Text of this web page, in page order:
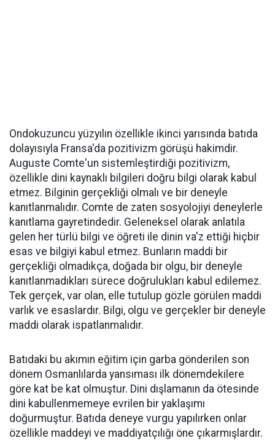
Ondokuzuncu yüzyılın özellikle ikinci yarısında batıda
dolayısıyla Fransa'da pozitivizm görüşü hakimdir.
Auguste Comte'un sistemleştirdiği pozitivizm,
özellikle dini kaynaklı bilgileri doğru bilgi olarak kabul
etmez. Bilginin gerçekliği olmalı ve bir deneyle
kanıtlanmalıdır. Comte de zaten sosyolojiyi deneylerle
kanıtlama gayretindedir. Geleneksel olarak anlatıla
gelen her türlü bilgi ve öğreti ile dinin va'z ettiği hiçbir
esas ve bilgiyi kabul etmez. Bunların maddi bir
gerçekliği olmadıkça, doğada bir olgu, bir deneyle
kanıtlanmadıkları sürece doğrulukları kabul edilemez.
Tek gerçek, var olan, elle tutulup gözle görülen maddi
varlık ve esaslardır. Bilgi, olgu ve gerçekler bir deneyle
maddi olarak ispatlanmalıdır.
Batıdaki bu akımın eğitim için garba gönderilen son
dönem Osmanlılarda yansıması ilk dönemdekilere
göre kat be kat olmuştur. Dini dışlamanın da ötesinde
dini kabullenmemeye evrilen bir yaklaşımı
doğurmuştur. Batıda deneye vurgu yapılırken onlar
özellikle maddeyi ve maddiyatçılığı öne çıkarmışlardır.